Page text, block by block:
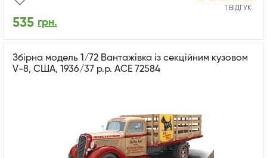
1 ВІДГУК
535 грн.
Збірна модель 1/72 Вантажівка із секційним кузовом
V-8, США, 1936/37 р.р. ACE 72584